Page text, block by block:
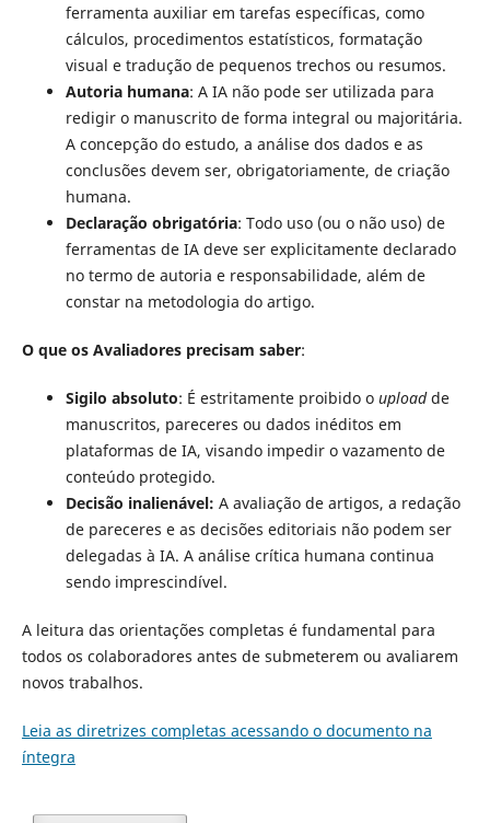
ferramenta auxiliar em tarefas específicas, como
cálculos, procedimentos estatísticos, formatação
visual e tradução de pequenos trechos ou resumos.
Autoria humana: A IA não pode ser utilizada para
redigir o manuscrito de forma integral ou majoritária.
A concepção do estudo, a análise dos dados e as
conclusões devem ser, obrigatoriamente, de criação
humana.
Declaração obrigatória: Todo uso (ou o não uso) de
ferramentas de IA deve ser explicitamente declarado
no termo de autoria e responsabilidade, além de
constar na metodologia do artigo.
O que os Avaliadores precisam saber:
Sigilo absoluto: É estritamente proibido o uploadde
manuscritos, pareceres ou dados inéditos em
plataformas de IA, visando impedir o vazamento de
conteúdo protegido.
Decisão inalienável: A avaliação de artigos, a redação
de pareceres e as decisões editoriais não podem ser
delegadas à IA. A análise crítica humana continua
sendo imprescindível.
A leitura das orientações completas é fundamental para
todos os colaboradores antes de submeterem ou avaliarem
novos trabalhos.
Leia as diretrizes completas acessando o documento na
íntegra